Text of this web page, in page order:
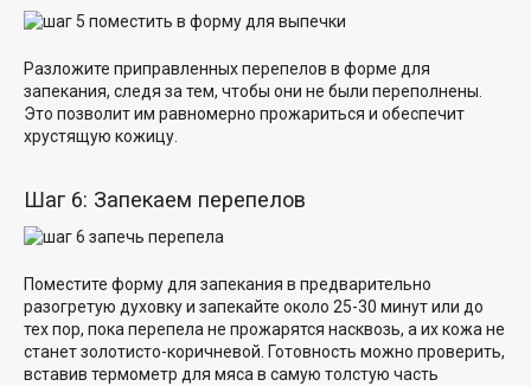
Разложите приправленных перепелов в форме для
запекания, следя за тем, чтобы они не были переполнены.
Это позволит им равномерно прожариться и обеспечит
хрустящую кожицу.
Шаг 6: Запекаем перепелов
Поместите форму для запекания в предварительно
разогретую духовку и запекайте около 25-30 минут или до
тех пор, пока перепела не прожарятся насквозь, а их кожа не
станет золотисто-коричневой. Готовность можно проверить,
вставив термометр для мяса в самую толстую часть